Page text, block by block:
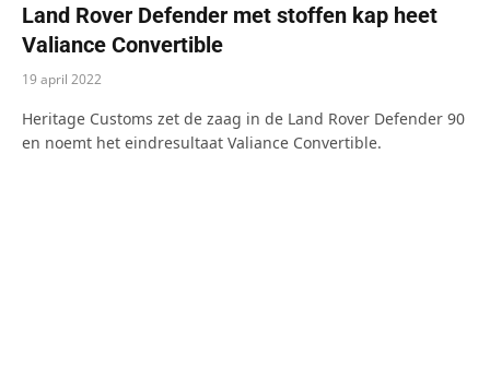
Land Rover Defender met stoffen kap heet
Valiance Convertible
19 april 2022
Heritage Customs zet de zaag in de Land Rover Defender 90
en noemt het eindresultaat Valiance Convertible.